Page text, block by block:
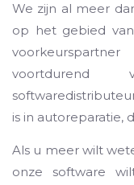
We zijn al meer
op het gebied
voortdurend
is in autoreparatie,
Als u meer wilt
onze software